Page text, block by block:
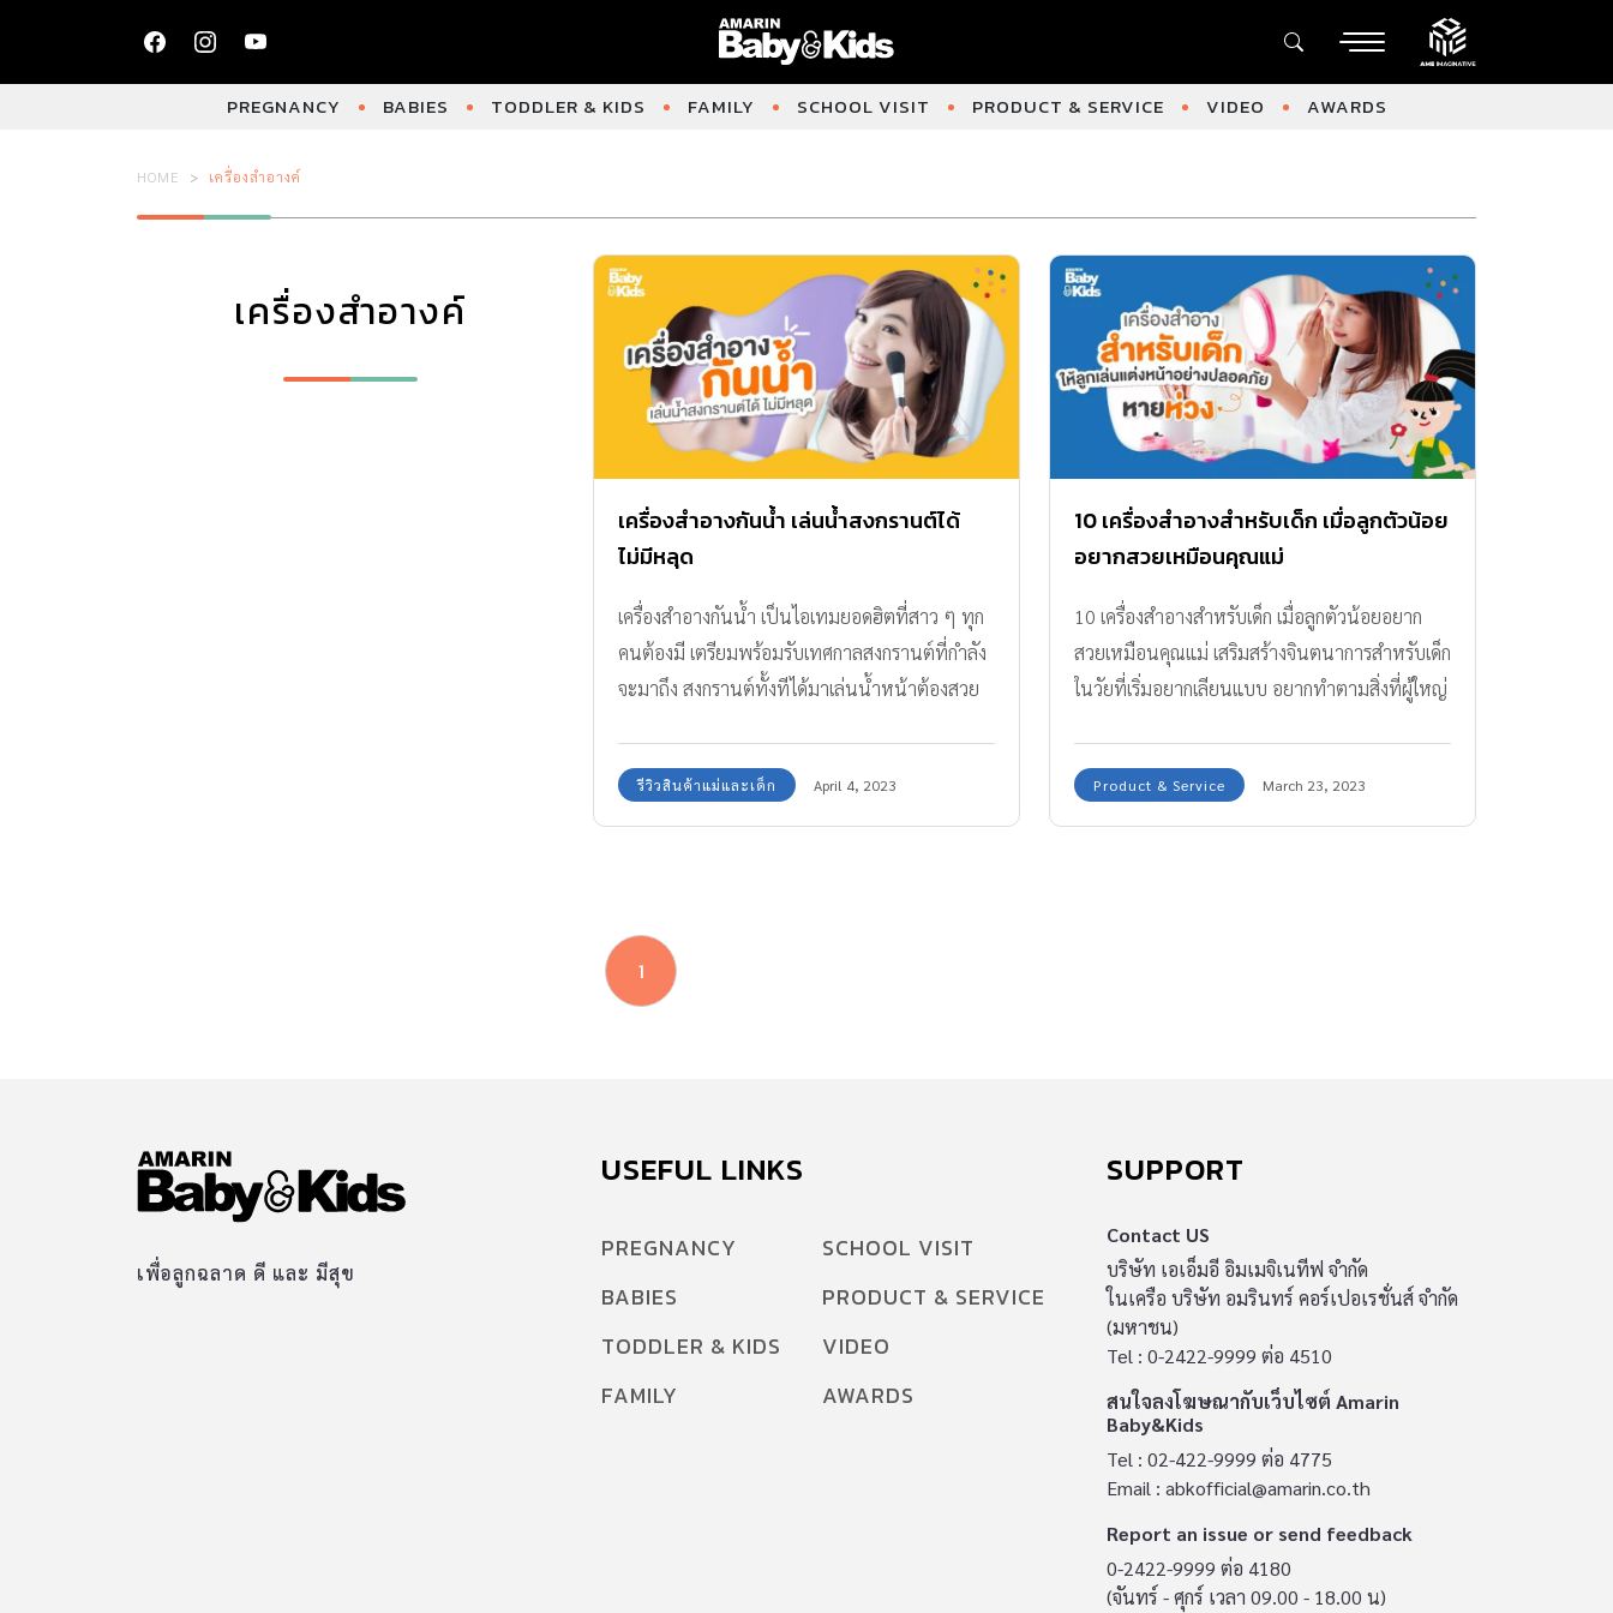
PREGNANCY BABIES TODDLER & KIDS FAMILY SCHOOL VISIT PRODUCT & SERVICE VIDEO AWARDS
HOME เครื่องสำอางค์
เครื่องสำอางค์
เครื่องสำอางกันน้ำ เล่นน้ำสงกรานต์ได้
ไม่มีหลุด
เครื่องสำอางกันน้ำ เป็นไอเทมยอดฮิตที่สาว ๆ ทุก
คนต้องมี เตรียมพร้อมรับเทศกาลสงกรานต์ที่กำลัง
จะมาถึง สงกรานต์ทั้งทีได้มาเล่นน้ำหน้าต้องสวย
รีวิวสินค้าแม่และเด็ก April 4, 2023
10 เครื่องสำอางสำหรับเด็ก เมื่อลูกตัวน้อย
อยากสวยเหมือนคุณแม่
10 เครื่องสำอางสำหรับเด็ก เมื่อลูกตัวน้อยอยาก
สวยเหมือนคุณแม่ เสริมสร้างจินตนาการสำหรับเด็ก
ในวัยที่เริ่มอยากเลียนแบบ อยากทำตามสิ่งที่ผู้ใหญ่
Product & Service March 23, 2023
1
เพื่อลูกฉลาด ดี และ มีสุข
USEFUL LINKS
PREGNANCY
BABIES
TODDLER & KIDS
FAMILY
SCHOOL VISIT
PRODUCT & SERVICE
VIDEO
AWARDS
SUPPORT
Contact US
บริษัท เอเอ็มอี อิมเมจิเนทีฟ จำกัด
ในเครือ บริษัท อมรินทร์ คอร์เปอเรชั่นส์ จำกัด
(มหาชน)
Tel : 0-2422-9999 ต่อ 4510
สนใจลงโฆษณากับเว็บไซต์ Amarin
Baby&Kids
Tel : 02-422-9999 ต่อ 4775
Email : abkofficial@amarin.co.th
Report an issue or send feedback
0-2422-9999 ต่อ 4180
(จันทร์ - ศุกร์ เวลา 09.00 - 18.00 น)